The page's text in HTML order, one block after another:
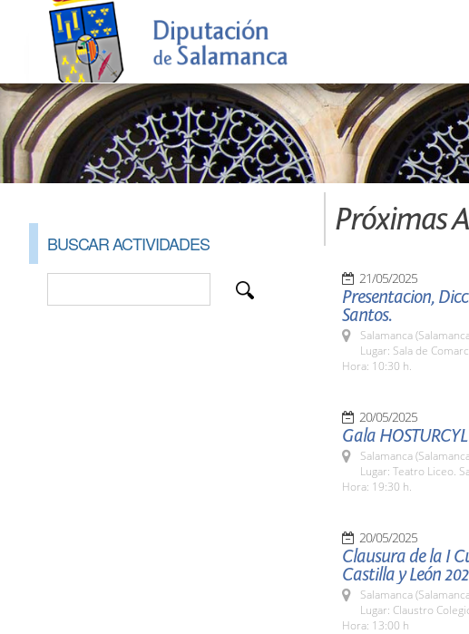
BUSCAR ACTIVIDADES
Próximas
21/05/2025
Presentacion,
Santos.
Salamanca
Lugar: Sala de
Hora: 10:30 h.
20/05/2025
Gala HOSTURCYL
Salamanca
Lugar: Teatro Liceo.
Hora: 19:30 h.
20/05/2025
Clausura de la I
Castilla y León
Salamanca
Lugar: Claustro
Hora: 13:00 h